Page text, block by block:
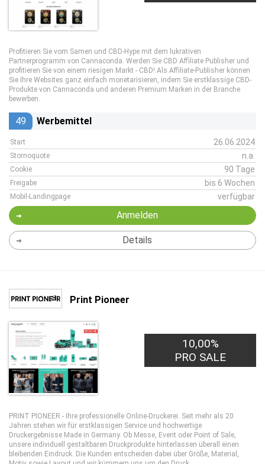
Profitieren Sie vom Samen und CBD-Hype mit dem lukrativen
Partnerprogramm von Cannaconda. Werden Sie CBD Affiliate Publisher und
profitieren Sie von einem riesigen Markt - CBD! Als Affiliate-Publisher können
Sie Ihre Websites ganz einfach monetarisieren, indem Sie erstklassige CBD-
Produkte von Cannaconda und anderen Premium Marken in der Branche
bewerben.
49 Werbemittel
Start 26.06.2024
Stornoquote n.a.
Cookie 90 Tage
Freigabe bis 6 Wochen
Mobil-Landingpage verfügbar
Anmelden
Details
Print Pioneer
10,00%
PRO SALE
PRINT PIONEER - Ihre professionelle Online-Druckerei. Seit mehr als 20
Jahren stehen wir für erstklassigen Service und hochwertige
Druckergebnisse Made in Germany. Ob Messe, Event oder Point of Sale,
unsere individuell gestaltbaren Druckprodukte hinterlassen überall einen
bleibenden Eindruck. Die Kunden entscheiden dabei über Größe, Material,